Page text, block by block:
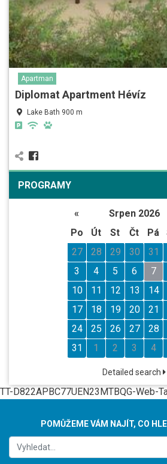
Apartman
Diplomat Apartment Hévíz
Lake Bath 900 m
PROGRAMY
« Srpen 2026
Po
Út St Čt Pá
27
28 29 30 31
3
4 5 6 7
10
11 12 13 14
17
18 19 20 21
24
25 26 27 28
31
1 2 3 4
Detailed search
TT-D822APBC77UEN23MTBQG-Web-
POMŮŽEME VÁM NAJÍT, CO